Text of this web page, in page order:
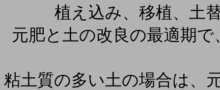
植え込み、移植、土
元肥と土の改良の最適期
粘土質の多い土の場合は、